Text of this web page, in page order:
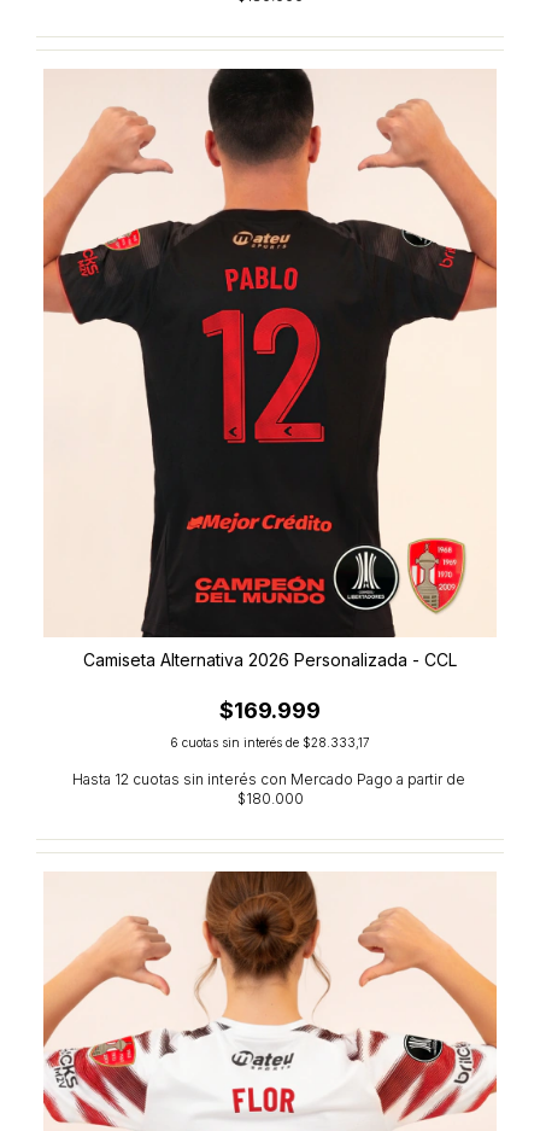
Camiseta Alternativa 2026 Personalizada - CCL
$169.999
6 cuotas sin interés de $28.333,17